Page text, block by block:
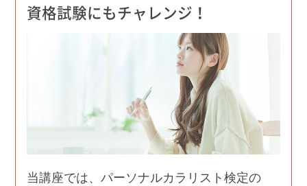
資格試験にもチャレンジ！
当講座では、パーソナルカラリスト検定の